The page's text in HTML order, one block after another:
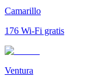
Camarillo
176 Wi-Fi gratis
Ventura